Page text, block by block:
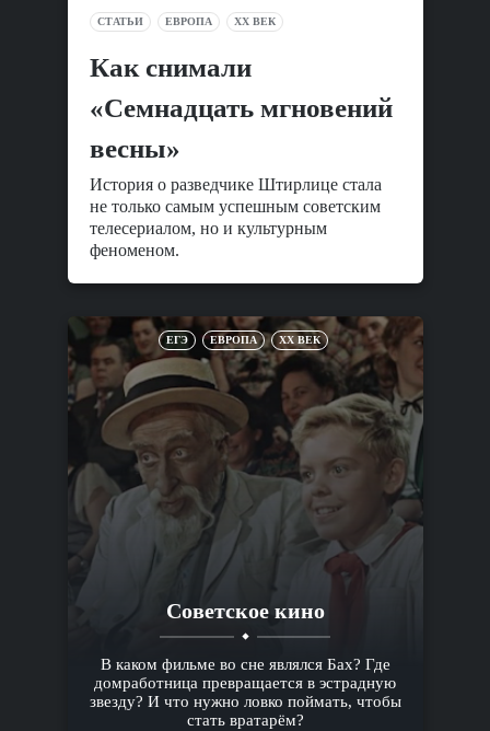
СТАТЬИ ЕВРОПА XX ВЕК
Как снимали
«Семнадцать мгновений
весны»
История о разведчике Штирлице стала
не только самым успешным советским
телесериалом, но и культурным
феноменом.
ЕГЭ ЕВРОПА XX ВЕК
Советское кино
В каком фильме во сне являлся Бах? Где
домработница превращается в эстрадную
звезду? И что нужно ловко поймать, чтобы
стать вратарём?